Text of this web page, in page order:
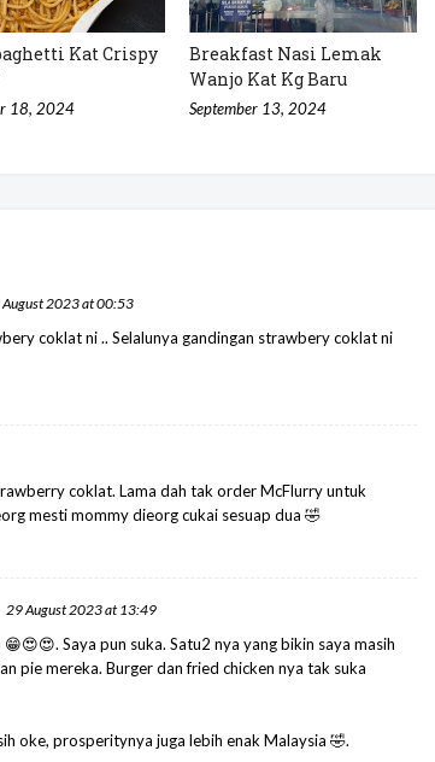
Kat Crispy
18, 2024
Breakfast Nasi Lemak
Wanjo Kat Kg Baru
September 13, 2024
August 2023 at 00:53
coklat ni .. Selalunya gandingan strawbery coklat ni
coklat. Lama dah tak order McFlurry untuk
mesti mommy dieorg cukai sesuap dua 🤣
29 August 2023 at 13:49
Saya pun suka. Satu2 nya yang bikin saya masih
pie mereka. Burger dan fried chicken nya tak suka
oke, prosperitynya juga lebih enak Malaysia 🤣.